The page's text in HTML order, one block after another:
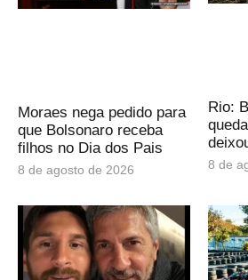
Moraes nega pedido para
que Bolsonaro receba
filhos no Dia dos Pais
8 de agosto de 2026
Rio:
8 de